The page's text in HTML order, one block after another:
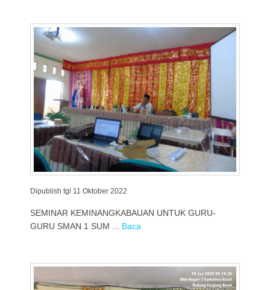
Dipublish tgl 11 Oktober 2022
SEMINAR KEMINANGKABAUAN UNTUK GURU-
GURU SMAN 1 SUM ... Baca